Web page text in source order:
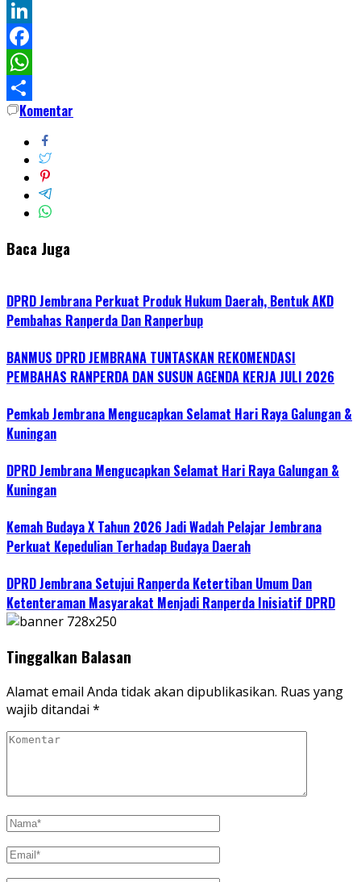
Twitter
LinkedIn
Facebook
WhatsApp
Share
Komentar
Baca Juga
DPRD Jembrana Perkuat Produk Hukum Daerah, Bentuk AKD
Pembahas Ranperda Dan Ranperbup
BANMUS DPRD JEMBRANA TUNTASKAN REKOMENDASI
PEMBAHAS RANPERDA DAN SUSUN AGENDA KERJA JULI 2026
Pemkab Jembrana Mengucapkan Selamat Hari Raya Galungan &
Kuningan
DPRD Jembrana Mengucapkan Selamat Hari Raya Galungan &
Kuningan
Kemah Budaya X Tahun 2026 Jadi Wadah Pelajar Jembrana
Perkuat Kepedulian Terhadap Budaya Daerah
DPRD Jembrana Setujui Ranperda Ketertiban Umum Dan
Ketenteraman Masyarakat Menjadi Ranperda Inisiatif DPRD
Tinggalkan Balasan
Alamat email Anda tidak akan dipublikasikan. Ruas yang
wajib ditandai *